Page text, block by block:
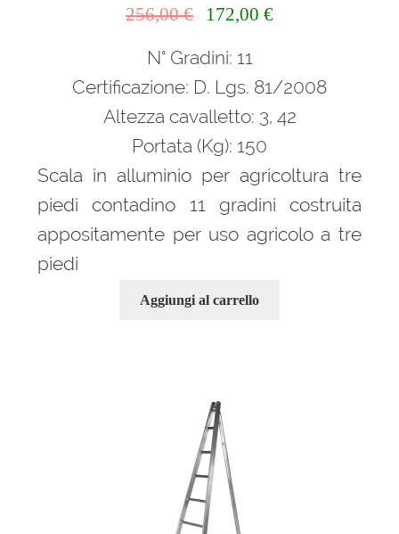
256,00€
originale
256,00 €.
172,00 €Il
172,00 €.
N° Gradini: 11
Certificazione: D. Lgs. 81/2008
Altezza cavalletto: 3, 42
Portata (Kg): 150
Scala in alluminio per agricoltura tre
piedi contadino 11 gradini costruita
appositamente per uso agricolo a tre
piedi
Aggiungi al carrello